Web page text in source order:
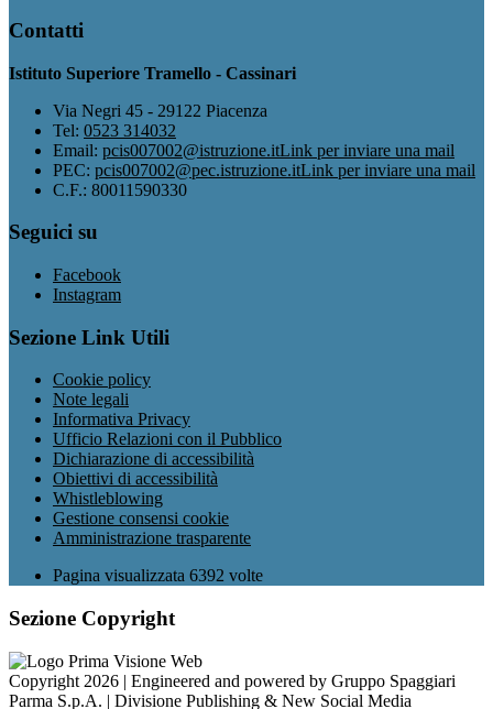
Contatti
Istituto Superiore Tramello - Cassinari
Via Negri 45 - 29122 Piacenza
Tel: 0523 314032
Email: pcis007002@istruzione.itLink per inviare una mail
PEC: pcis007002@pec.istruzione.itLink per inviare una mail
C.F.: 80011590330
Seguici su
Facebook
Instagram
Sezione Link Utili
Cookie policy
Note legali
Informativa Privacy
Ufficio Relazioni con il Pubblico
Dichiarazione di accessibilità
Obiettivi di accessibilità
Whistleblowing
Gestione consensi cookie
Amministrazione trasparente
Pagina visualizzata 6392 volte
Sezione Copyright
Copyright 2026 | Engineered and powered by Gruppo Spaggiari
Parma S.p.A. | Divisione Publishing & New Social Media